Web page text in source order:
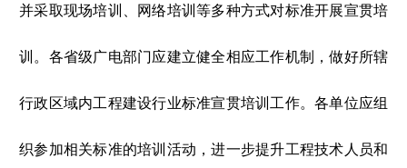
并采取现场培训、网络培训等多种方式对标准开展宣贯培
训。各省级广电部门应建立健全相应工作机制，做好所辖
行政区域内工程建设行业标准宣贯培训工作。各单位应组
织参加相关标准的培训活动，进一步提升工程技术人员和